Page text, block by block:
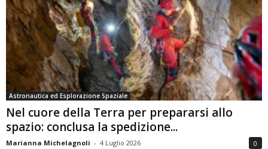
Astronautica ed Esplorazione Spaziale
Nel cuore della Terra per prepararsi allo
spazio: conclusa la spedizione...
Marianna Michelagnoli - 4 Luglio 2026 0